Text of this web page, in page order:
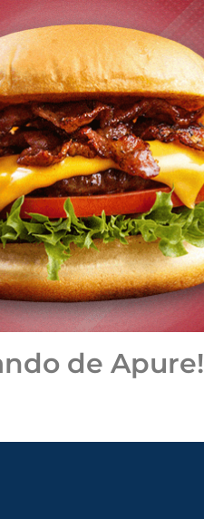
de Apure!